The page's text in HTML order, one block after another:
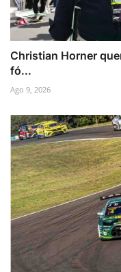
Christian Horner
fó...
Ago 9, 2026